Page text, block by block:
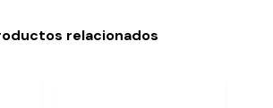
relacionados